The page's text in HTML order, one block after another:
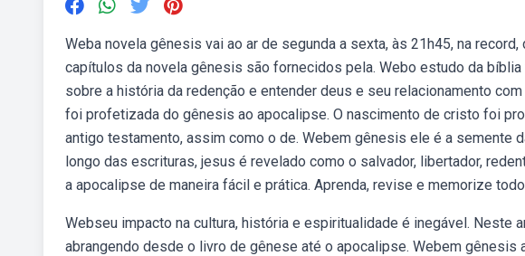
Weba novela gênesis vai ao ar de segunda a sexta, às 21h45, na
capítulos da novela gênesis são fornecidos pela. Webo estudo da
sobre a história da redenção e entender deus e seu relacionamento
foi profetizada do gênesis ao apocalipse. O nascimento de cristo foi
antigo testamento, assim como o de. Webem gênesis ele é a semente
longo das escrituras, jesus é revelado como o salvador, libertador,
a apocalipse de maneira fácil e prática. Aprenda, revise e memorize
Webseu impacto na cultura, história e espiritualidade é inegável. Neste
abrangendo desde o livro de gênese até o apocalipse. Webem gênesis